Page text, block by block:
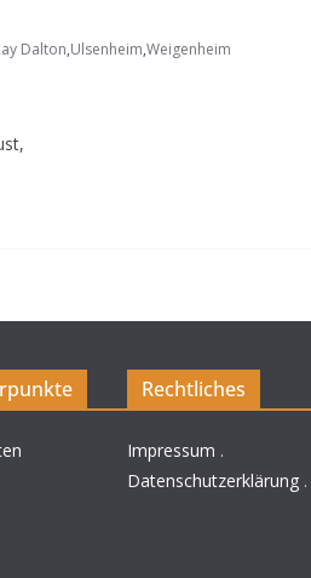
Dalton,Ulsenheim,Weigenheim
Rechtliches
Impressum .
Datenschutzerklärung .